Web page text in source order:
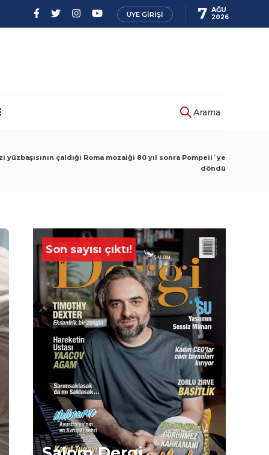
ÜYE GIRIŞI 7 AĞU
2026
Arama
yüzbaşısının çaldığı Roma mozaiği 80 yıl sonra Pompeii´ye
döndü
Son sayısı çıktı!